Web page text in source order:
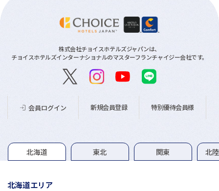
株式会社チョイスホテルズジャパンは、
チョイスホテルズインターナショナルのマスターフランチャイジー会社です。
会員ログイン 新規会員登録 特別優待会員様
グループホテル一覧
北海道 東北 関東 北
北海道エリア